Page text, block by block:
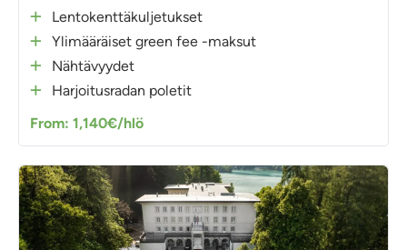
Lentokenttäkuljetukset
Ylimääräiset green fee -maksut
Nähtävyydet
Harjoitusradan poletit
From: 1,140€/hlö